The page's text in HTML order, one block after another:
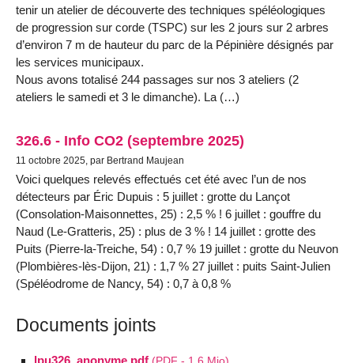
tenir un atelier de découverte des techniques spéléologiques
de progression sur corde (TSPC) sur les 2 jours sur 2 arbres
d’environ 7 m de hauteur du parc de la Pépinière désignés par
les services municipaux.
Nous avons totalisé 244 passages sur nos 3 ateliers (2
ateliers le samedi et 3 le dimanche). La (…)
326.6 - Info CO2 (septembre 2025)
11 octobre 2025, par Bertrand Maujean
Voici quelques relevés effectués cet été avec l’un de nos
détecteurs par Éric Dupuis : 5 juillet : grotte du Lançot
(Consolation-Maisonnettes, 25) : 2,5 % ! 6 juillet : gouffre du
Naud (Le-Gratteris, 25) : plus de 3 % ! 14 juillet : grotte des
Puits (Pierre-la-Treiche, 54) : 0,7 % 19 juillet : grotte du Neuvon
(Plombières-lès-Dijon, 21) : 1,7 % 27 juillet : puits Saint-Julien
(Spéléodrome de Nancy, 54) : 0,7 à 0,8 %
Documents joints